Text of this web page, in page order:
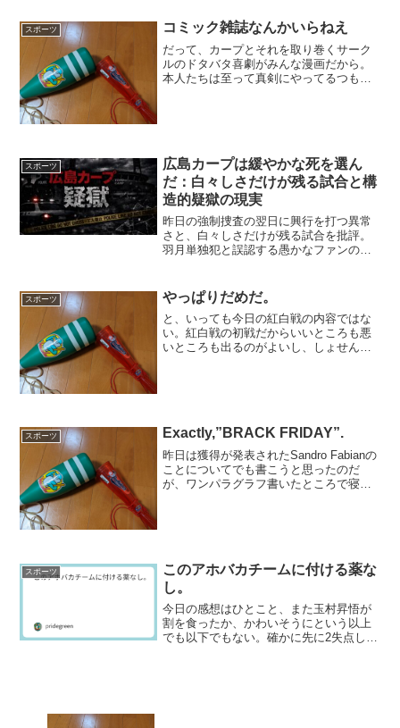
ったから、全国のフ...
スポーツ コミック雑誌なんかいらねえ
だって、カープとそれを取り巻くサーク
ルのドタバタ喜劇がみんな漫画だから。
本人たちは至って真剣にやってるつもり
スポーツ
広島カープは緩やかな死を選ん
だ：白々しさだけが残る試合と構
造的疑獄の現実
昨日の強制捜査の翌日に興行を打つ異常
さと、白々しさだけが残る試合を批評。
羽月単独犯と誤認する愚かなファンの共
スポーツ やっぱりだめだ。
と、いっても今日の紅白戦の内容ではな
い。紅白戦の初戦だからいいところも悪
いところも出るのがよいし、しょせんは
スポーツ Exactly,”BRACK FRIDAY”.
昨日は獲得が発表されたSandro Fabianの
ことについてでも書こうと思ったのだ
が、ワンパラグラフ書いたところで寝落
スポーツ
このアホバカチームに付ける薬な
し。
今日の感想はひとこと、また玉村昇悟が
割を食ったか、かわいそうにという以上
でも以下でもない。確かに先に2失点した